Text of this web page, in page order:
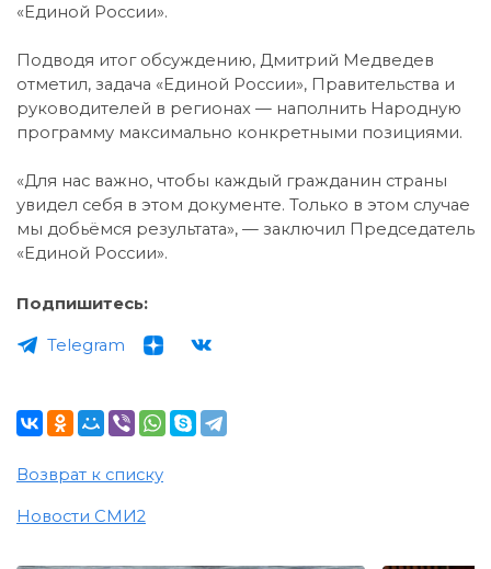
«Единой России».
Подводя итог обсуждению, Дмитрий Медведев
отметил, задача «Единой России», Правительства и
руководителей в регионах — наполнить Народную
программу максимально конкретными позициями.
«Для нас важно, чтобы каждый гражданин страны
увидел себя в этом документе. Только в этом случае
мы добьёмся результата», — заключил Председатель
«Единой России».
Подпишитесь:
Telegram
Возврат к списку
Новости СМИ2